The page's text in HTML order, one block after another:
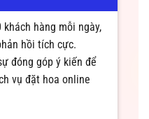
hàng mỗi ngày,
hồi tích cực.
đóng góp ý kiến để
vụ đặt hoa online